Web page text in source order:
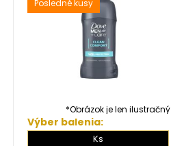
Posledné kusy
*Obrázok je len ilustračný
Výber balenia:
Ks